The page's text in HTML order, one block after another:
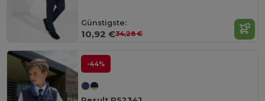
Günstigste:
10,92 €34,28 €
-44%